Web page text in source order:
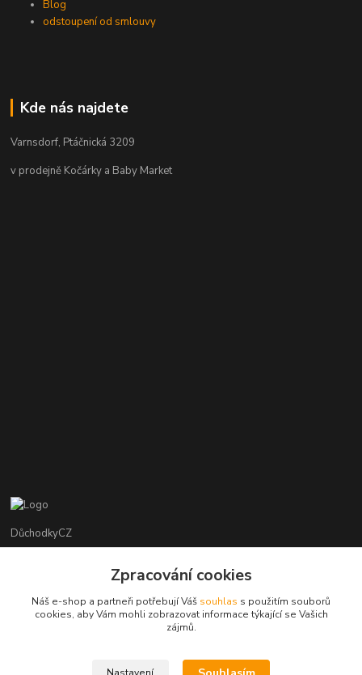
Blog
odstoupení od smlouvy
Kde nás najdete
Varnsdorf, Ptáčnická 3209
v prodejně Kočárky a Baby Market
DůchodkyCZ
+420 412384749
objednavky@duchodky.cz
Zpracování cookies
Náš e-shop a partneři potřebují Váš souhlas s použitím souborů
cookies, aby Vám mohli zobrazovat informace týkající se Vašich
zájmů.